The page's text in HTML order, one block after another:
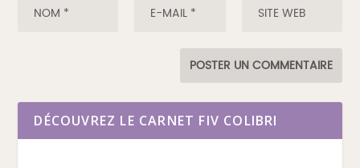
DÉCOUVREZ LE CARNET FIV COLIBRI